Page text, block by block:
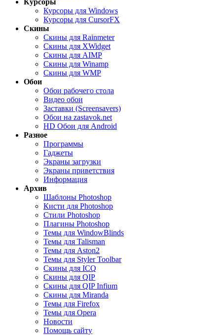
Курсоры
Курсоры для Windows
Курсоры для CursorFX
Скины
Скины для Rainmeter
Скины для XWidget
Скины для AIMP
Скины для Winamp
Скины для WMP
Обои
Обои рабочего стола
Видео обои
Заставки (Screensavers)
Обои на zastavok.net
HD Обои для Android
Разное
Программы
Гаджеты
Экраны загрузки
Экраны приветствия
Информация
Архив
Шаблоны Photoshop
Кисти для Photoshop
Стили Photoshop
Плагины Photoshop
Темы для WindowBlinds
Темы для Talisman
Темы для Aston2
Темы для Styler Toolbar
Скины для ICQ
Скины для QIP
Скины для QIP Infium
Скины для Miranda
Темы для Firefox
Темы для Opera
Новости
Помощь сайту